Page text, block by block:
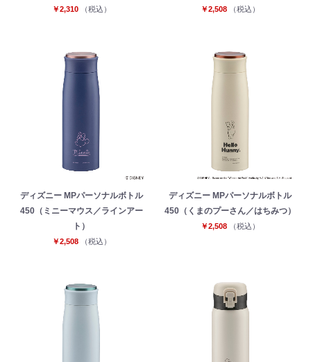
￥2,310 （税込） ￥2,508 （税込）
ディズニー MPパーソナルボトル
450（ミニーマウス／ラインアー
ト）
￥2,508 （税込）
ディズニー MPパーソナルボトル
450（くまのプーさん／はちみつ）
￥2,508 （税込）